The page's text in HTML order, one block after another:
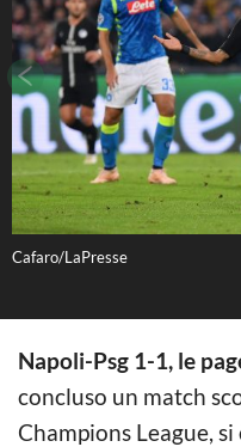
Cafaro/LaPresse
Napoli-Psg 1-1, le
concluso un match
Champions League,